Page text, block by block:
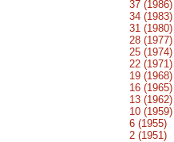
37 (1986)
34 (1983)
31 (1980)
28 (1977)
25 (1974)
22 (1971)
19 (1968)
16 (1965)
13 (1962)
10 (1959)
6 (1955)
2 (1951)